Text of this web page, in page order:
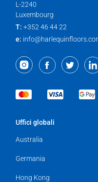
L-2240
Luxembourg
T: +352 46 44 22
e:
Uffici globali
Australia
Germania
Hong Kong